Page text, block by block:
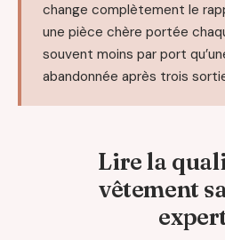
change complètement le
une pièce chère portée
souvent moins par port
abandonnée après trois
Lire la
vêtement